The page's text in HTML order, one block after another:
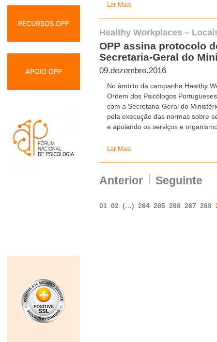
Ler Mais
Healthy Workplaces –
OPP assina protocolo
Secretaria-Geral do
09.dezembro.2016
No âmbito da campanha Healthy
Ordem dos Psicólogos
com a Secretaria-Geral do
pela execução das normas sobre
e apoiando os serviços e
Ler Mais
Anterior Seguinte
01 02 (…) 264 265 266 267 268